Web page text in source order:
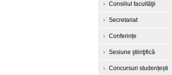
Consiliul facultăţii
Secretariat
Conferințe
Sesiune ştiinţifică
Concursuri studențești